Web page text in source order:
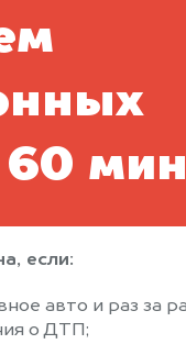
60
если:
авто и раз за
о ДТП;